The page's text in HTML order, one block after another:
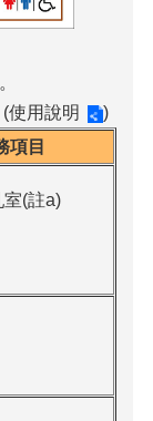
使用說明
)
項目
室(註a)